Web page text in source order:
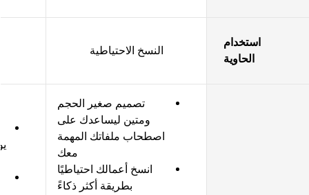
استخدام
الحاوية
النسخ الاحتياطية
تصميم صغير الحجم
ومتين ليساعدك على
اصطحاب ملفاتك المهمة
معك
انسخ أعمالك احتياطيًا
بطريقة أكثر ذكاءً